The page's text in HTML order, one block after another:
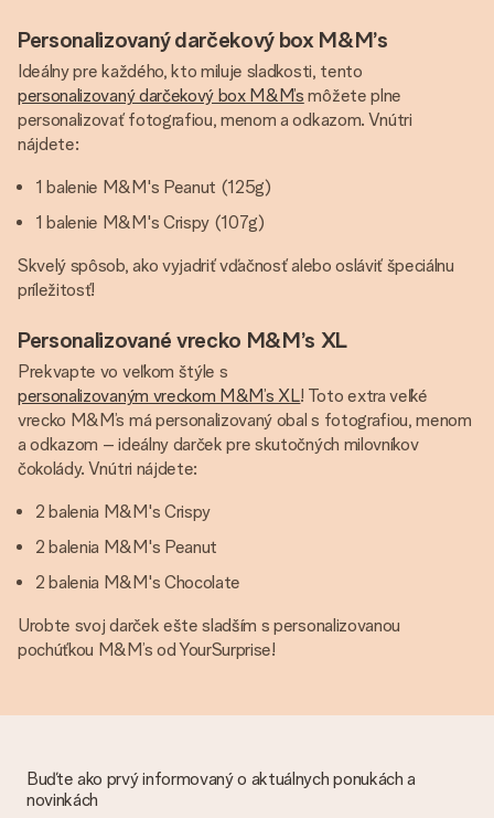
Personalizovaný darčekový box M&M’s
Ideálny pre každého, kto miluje sladkosti, tento
personalizovaný darčekový box M&M’s môžete plne
personalizovať fotografiou, menom a odkazom. Vnútri
nájdete:
1 balenie M&M's Peanut (125g)
1 balenie M&M's Crispy (107g)
Skvelý spôsob, ako vyjadriť vďačnosť alebo osláviť špeciálnu
príležitosť!
Personalizované vrecko M&M’s XL
Prekvapte vo veľkom štýle s
personalizovaným vreckom M&M’s XL! Toto extra veľké
vrecko M&M’s má personalizovaný obal s fotografiou, menom
a odkazom – ideálny darček pre skutočných milovníkov
čokolády. Vnútri nájdete:
2 balenia M&M's Crispy
2 balenia M&M's Peanut
2 balenia M&M's Chocolate
Urobte svoj darček ešte sladším s personalizovanou
pochúťkou M&M’s od YourSurprise!
Buďte ako prvý informovaný o aktuálnych ponukách a
novinkách